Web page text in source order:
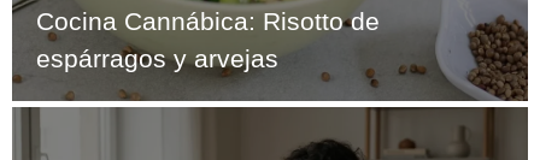
Cocina Cannábica: Risotto de
espárragos y arvejas